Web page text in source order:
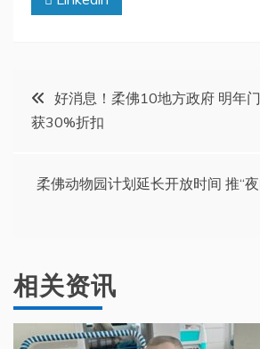
文
章
导
好消息！柔佛10地方政府 明年
获30%折扣
柔佛动物园计划延长开放时间 推“
相关资讯